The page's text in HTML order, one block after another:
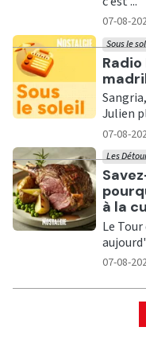
07-08-
Sous le
Julien
07-08-
à la
Les
Le
07-08-